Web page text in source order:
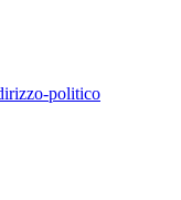
politico